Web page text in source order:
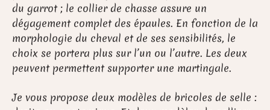
du garrot ; le collier de chasse assure un
dégagement complet des épaules. En fonction de la
morphologie du cheval et de ses sensibilités, le
choix se portera plus sur l’un ou l’autre. Les deux
peuvent permettent supporter une martingale.
Je vous propose deux modèles de bricoles de selle :